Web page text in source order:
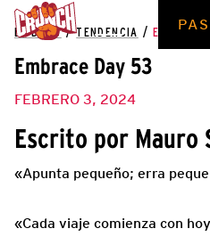
EL BLOG / TENDENCIA / EMBRACE
Embrace Day 53
FEBRERO 3, 2024
Escrito por Mauro
«Apunta pequeño; erra
«Cada viaje comienza con